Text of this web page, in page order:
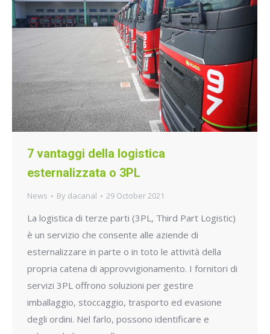
7 vantaggi della logistica
esternalizzata o 3PL
News By dacanal 29 October 2021
La logistica di terze parti (3PL, Third Part Logistic)
è un servizio che consente alle aziende di
esternalizzare in parte o in toto le attività della
propria catena di approvvigionamento. I fornitori di
servizi 3PL offrono soluzioni per gestire
imballaggio, stoccaggio, trasporto ed evasione
degli ordini. Nel farlo, possono identificare e